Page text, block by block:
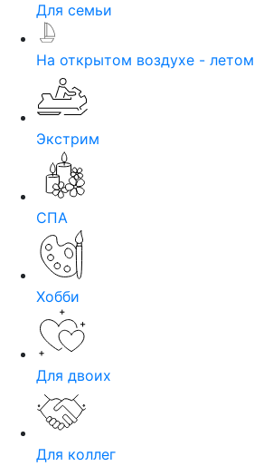
Для семьи
На открытом воздухе - летом
Экстрим
СПА
Хобби
Для двоих
Для коллег